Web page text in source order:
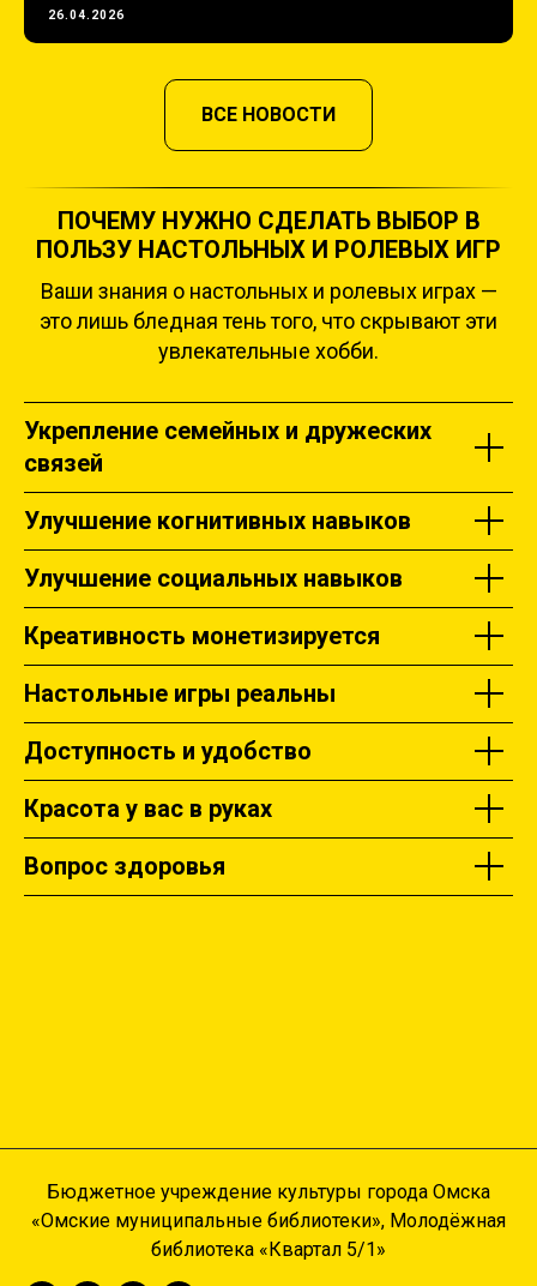
26.04.2026
ВСЕ НОВОСТИ
ПОЧЕМУ НУЖНО СДЕЛАТЬ ВЫБОР В
ПОЛЬЗУ НАСТОЛЬНЫХ И РОЛЕВЫХ ИГР
Ваши знания о настольных и ролевых играх —
это лишь бледная тень того, что скрывают эти
увлекательные хобби.
Укрепление семейных и дружеских
связей
Улучшение когнитивных навыков
Улучшение социальных навыков
Креативность монетизируется
Настольные игры реальны
Доступность и удобство
Красота у вас в руках
Вопрос здоровья
Бюджетное учреждение культуры города Омска
«Омские муниципальные библиотеки», Молодёжная
библиотека «Квартал 5/1»